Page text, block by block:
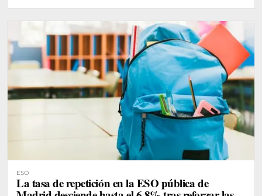
ESO
La tasa de repetición en la ESO pública de